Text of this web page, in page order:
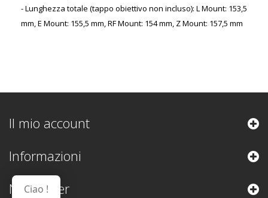
- Lunghezza totale (tappo obiettivo non incluso): L Mount: 153,5
mm, E Mount: 155,5 mm, RF Mount: 154 mm, Z Mount: 157,5 mm
Il mio account
Informazioni
Newsletter
Ciao !